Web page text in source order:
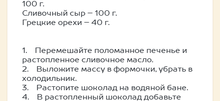
100 г.
Сливочный сыр – 100 г.
Грецкие орехи – 40 г.
1. Перемешайте поломанное печенье и
растопленное сливочное масло.
2. Выложите массу в формочки, убрать в
холодильник.
3. Растопите шоколад на водяной бане.
4. В растопленный шоколад добавьте